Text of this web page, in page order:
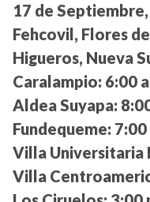
17 de
Fehcovil, Flores
Higueros, Nueva
Caralampio: 6:00
Aldea Suyapa:
Fundequeme: 7:00
Villa Universitaria
Villa